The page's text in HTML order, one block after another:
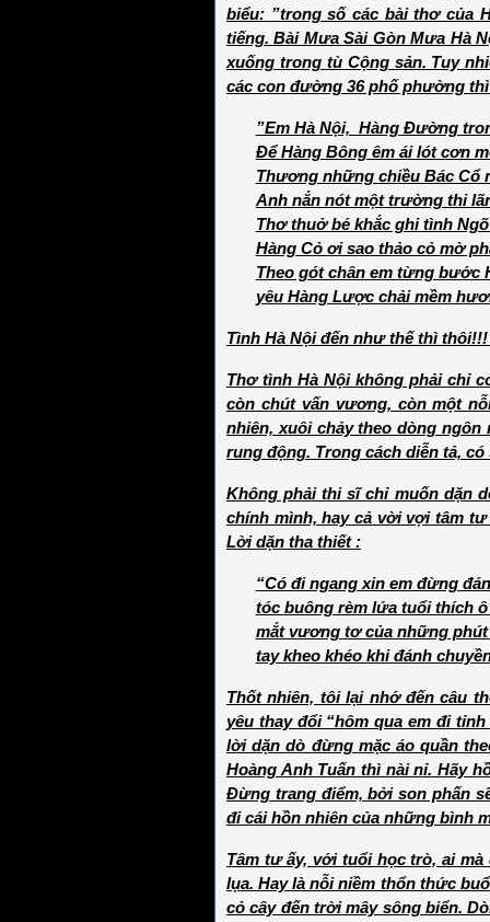
biểu: ”trong số các bài thơ của
tiếng. Bài Mưa Sài Gòn Mưa Hà
xuống trong tù Cộng sản. Tuy
các con đường 36 phố phường
”Em Hà Nội, Hàng Đường
Để Hàng Bông êm ái lót cơn
Thương những chiều Bác Cổ
Anh nắn nót một trường thi
Thơ thuở bé khắc ghi tình
Hàng Cỏ ơi sao thảo cỏ mờ
Theo gót chân em từng bước
yêu Hàng Lược chải mềm
Tình Hà Nội đến như thế thì
Thơ tình Hà Nội không phải chỉ
còn chút vấn vương, còn một
nhiên, xuôi chảy theo dòng
rung động. Trong cách diễn tả,
Không phải thi sĩ chỉ muốn dặn
chính mình, hay cả vời vợi tâm
Lời dặn tha thiết :
“Có đi ngang xin em đừng
tóc buông rèm lứa tuổi thích ô
mắt vương tơ của những phút
tay kheo khéo khi đánh
Thốt nhiên, tôi lại nhớ đến câu
yêu thay đổi “hôm qua em đi
lời dặn dò đừng mặc áo quần
Hoàng Anh Tuấn thì nài nỉ. Hãy
Đừng trang điểm, bởi son phấn
đi cái hồn nhiên của những bình
Tâm tư ấy, với tuổi học trò, ai
lụa. Hay là nỗi niềm thổn thức
cỏ cây đến trời mây sông biển.